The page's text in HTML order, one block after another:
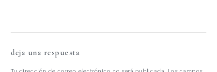
deja una respuesta